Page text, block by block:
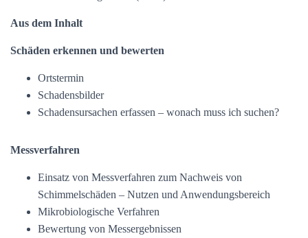
Aus dem Inhalt
Schäden erkennen und bewerten
Ortstermin
Schadensbilder
Schadensursachen erfassen – wonach muss ich suchen?
Messverfahren
Einsatz von Messverfahren zum Nachweis von
Schimmelschäden – Nutzen und Anwendungsbereich
Mikrobiologische Verfahren
Bewertung von Messergebnissen